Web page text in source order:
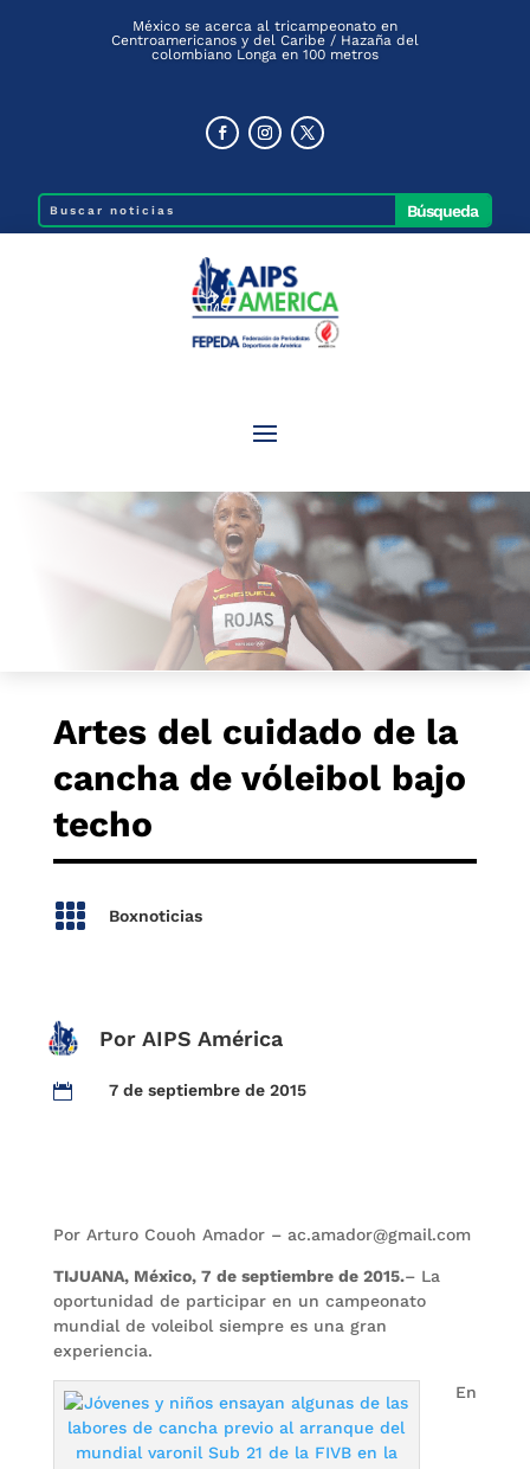
México se acerca al tricampeonato en
Centroamericanos y del Caribe / Hazaña del
colombiano Longa en 100 metros
Artes del cuidado de la
cancha de vóleibol bajo
techo
 Boxnoticias
Por AIPS América
 7 de septiembre de 2015
Por Arturo Couoh Amador – ac.amador@gmail.com
TIJUANA, México, 7 de septiembre de 2015.– La
oportunidad de participar en un campeonato
mundial de voleibol siempre es una gran
experiencia.
En